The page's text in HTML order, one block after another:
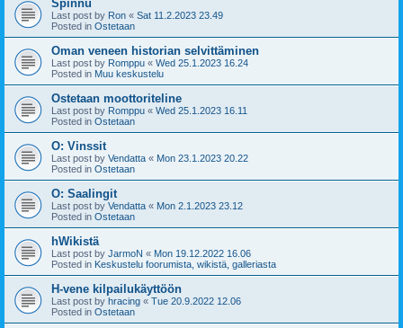
Spinnu
Last post by Ron « Sat 11.2.2023 23.49
Posted in Ostetaan
Oman veneen historian selvittäminen
Last post by Romppu « Wed 25.1.2023 16.24
Posted in Muu keskustelu
Ostetaan moottoriteline
Last post by Romppu « Wed 25.1.2023 16.11
Posted in Ostetaan
O: Vinssit
Last post by Vendatta « Mon 23.1.2023 20.22
Posted in Ostetaan
O: Saalingit
Last post by Vendatta « Mon 2.1.2023 23.12
Posted in Ostetaan
hWikistä
Last post by JarmoN « Mon 19.12.2022 16.06
Posted in Keskustelu foorumista, wikistä, galleriasta
H-vene kilpailukäyttöön
Last post by hracing « Tue 20.9.2022 12.06
Posted in Ostetaan